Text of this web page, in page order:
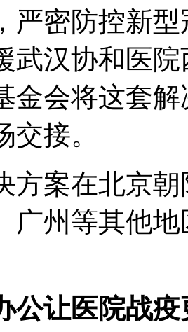
严密防控新
武汉协和医
金会将这套
交接。
方案在北京
广州等其他
公让医院战疫